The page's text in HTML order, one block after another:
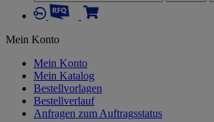
Mein Konto
Mein Konto
Mein Katalog
Bestellvorlagen
Bestellverlauf
Anfragen zum Auftragsstatus